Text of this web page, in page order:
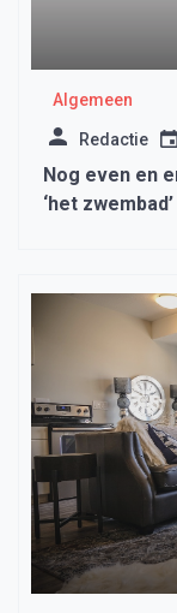
Algemeen
Redactie
Nog even en
‘het